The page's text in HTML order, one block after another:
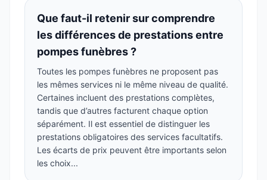
Que faut-il retenir sur comprendre
les différences de prestations entre
pompes funèbres ?
Toutes les pompes funèbres ne proposent pas
les mêmes services ni le même niveau de qualité.
Certaines incluent des prestations complètes,
tandis que d’autres facturent chaque option
séparément. Il est essentiel de distinguer les
prestations obligatoires des services facultatifs.
Les écarts de prix peuvent être importants selon
les choix...